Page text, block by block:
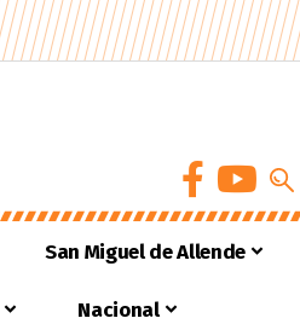
San Miguel de Allende
Nacional